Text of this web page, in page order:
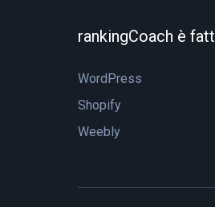
rankingCoach è
WordPress
Shopify
Weebly